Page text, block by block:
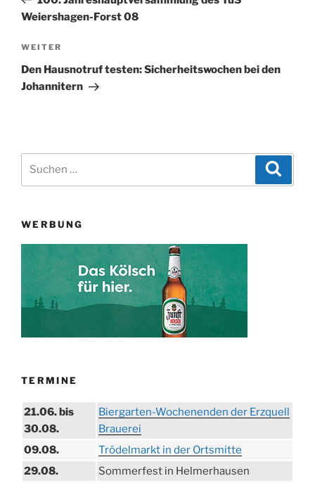
Weiershagen-Forst 08
Nächster
Beitrag
WEITER
Den Hausnotruf testen: Sicherheitswochen bei den
Johannitern
WERBUNG
TERMINE
21.06. bis
30.08.
Biergarten-Wochenenden der Erzquell
Brauerei
09.08.
Trödelmarkt in der Ortsmitte
29.08.
Sommerfest in Helmerhausen